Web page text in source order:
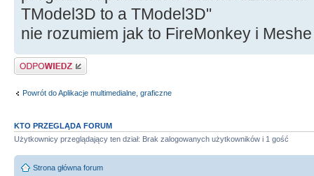
TModel3D to a TModel3D"
nie rozumiem jak to FireMonkey i
Odpowiedz
Powrót do Aplikacje multimedialne, graficzne
KTO PRZEGLĄDA FORUM
Użytkownicy przeglądający ten dział: Brak zalogowanych użytkowników i 1 gość
Strona główna forum